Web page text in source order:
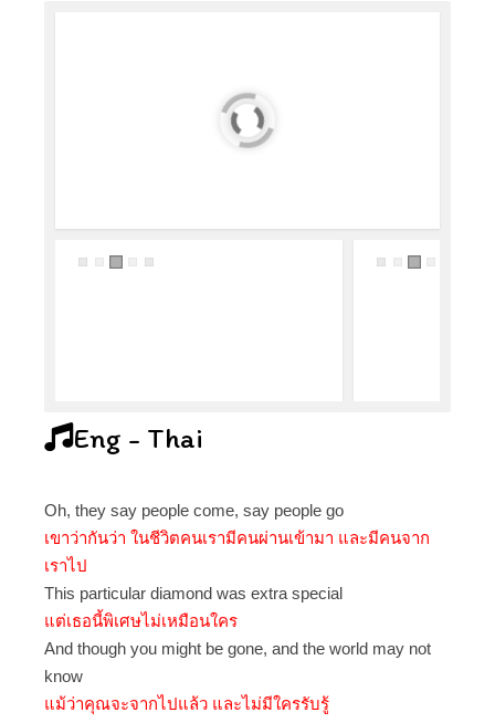
Eng - Thai
Oh, they say people come, say people go
เขาว่ากันว่า ในชีวิตคนเรามีคนผ่านเข้ามา และมีคนจาก
เราไป
This particular diamond was extra special
แต่เธอนี้พิเศษไม่เหมือนใคร
And though you might be gone, and the world may not
know
แม้ว่าคุณจะจากไปแล้ว และไม่มีใครรับรู้